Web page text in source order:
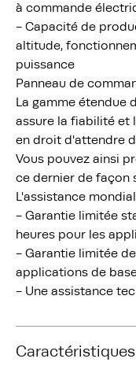
à commande
- Capacité de
altitude,
puissance
Panneau de
La gamme étendue
assure la fiabilité et
en droit d'attendre
Vous pouvez ainsi
ce dernier de façon
L'assistance
- Garantie limitée
heures pour les
- Garantie limitée
applications de
- Une assistance